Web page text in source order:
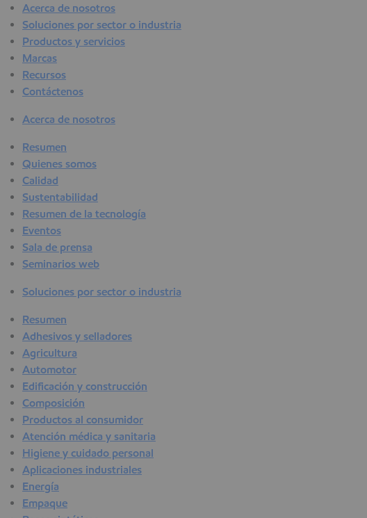
Acerca de nosotros
Soluciones por sector o industria
Productos y servicios
Marcas
Recursos
Contáctenos
Acerca de nosotros
Resumen
Quienes somos
Calidad
Sustentabilidad
Resumen de la tecnología
Eventos
Sala de prensa
Seminarios web
Soluciones por sector o industria
Resumen
Adhesivos y selladores
Agricultura
Automotor
Edificación y construcción
Composición
Productos al consumidor
Atención médica y sanitaria
Higiene y cuidado personal
Aplicaciones industriales
Energía
Empaque